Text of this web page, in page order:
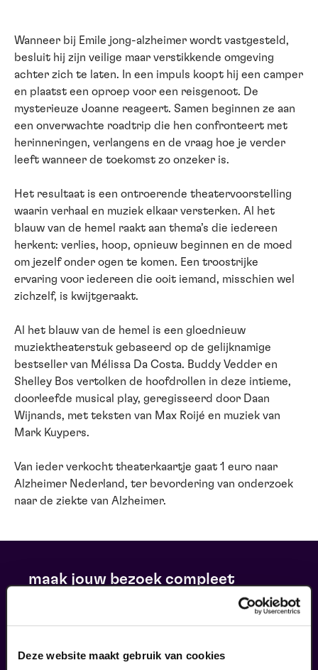
Deze website maakt gebruik van cookies
Wanneer bij Emile jong-alzheimer wordt vastgesteld,
besluit hij zijn veilige maar verstikkende omgeving
achter zich te laten. In een impuls koopt hij een camper
en plaatst een oproep voor een reisgenoot. De
mysterieuze Joanne reageert. Samen beginnen ze aan
een onverwachte roadtrip die hen confronteert met
herinneringen, verlangens en de vraag hoe je verder
leeft wanneer de toekomst zo onzeker is.
Het resultaat is een ontroerende theatervoorstelling
waarin verhaal en muziek elkaar versterken. Al het
blauw van de hemel raakt aan thema’s die iedereen
herkent: verlies, hoop, opnieuw beginnen en de moed
om jezelf onder ogen te komen. Een troostrijke
ervaring voor iedereen die ooit iemand, misschien wel
zichzelf, is kwijtgeraakt.
Al het blauw van de hemel is een gloednieuw
muziektheaterstuk gebaseerd op de gelijknamige
bestseller van Mélissa Da Costa. Buddy Vedder en
Shelley Bos vertolken de hoofdrollen in deze intieme,
doorleefde musical play, geregisseerd door Daan
Wijnands, met teksten van Max Roijé en muziek van
Mark Kuypers.
Van ieder verkocht theaterkaartje gaat 1 euro naar
Alzheimer Nederland, ter bevordering van onderzoek
naar de ziekte van Alzheimer.
maak jouw bezoek compleet